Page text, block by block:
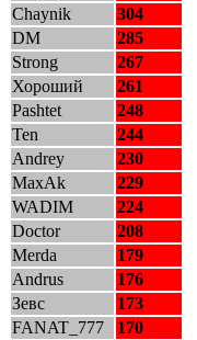
Chaynik
304
DM
285
Strong
267
Хороший
261
Pashtet
248
Ten
244
Andrey
230
MaxAk
229
WADIM
224
Doctor
208
Merda
179
Andrus
176
Зевс
173
FANAT_777
170